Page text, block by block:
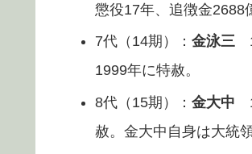
懲役17年、追徴金2688
7代（14期）： 金泳三
1999年に特赦。
8代（15期）： 金大中
赦。金大中自身は大統